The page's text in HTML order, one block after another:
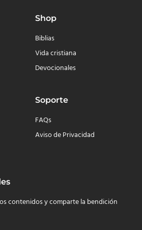
Shop
Biblias
Vida cristiana
Devocionales
Soporte
FAQs
Aviso de Privacidad
contenidos y comparte la bendición